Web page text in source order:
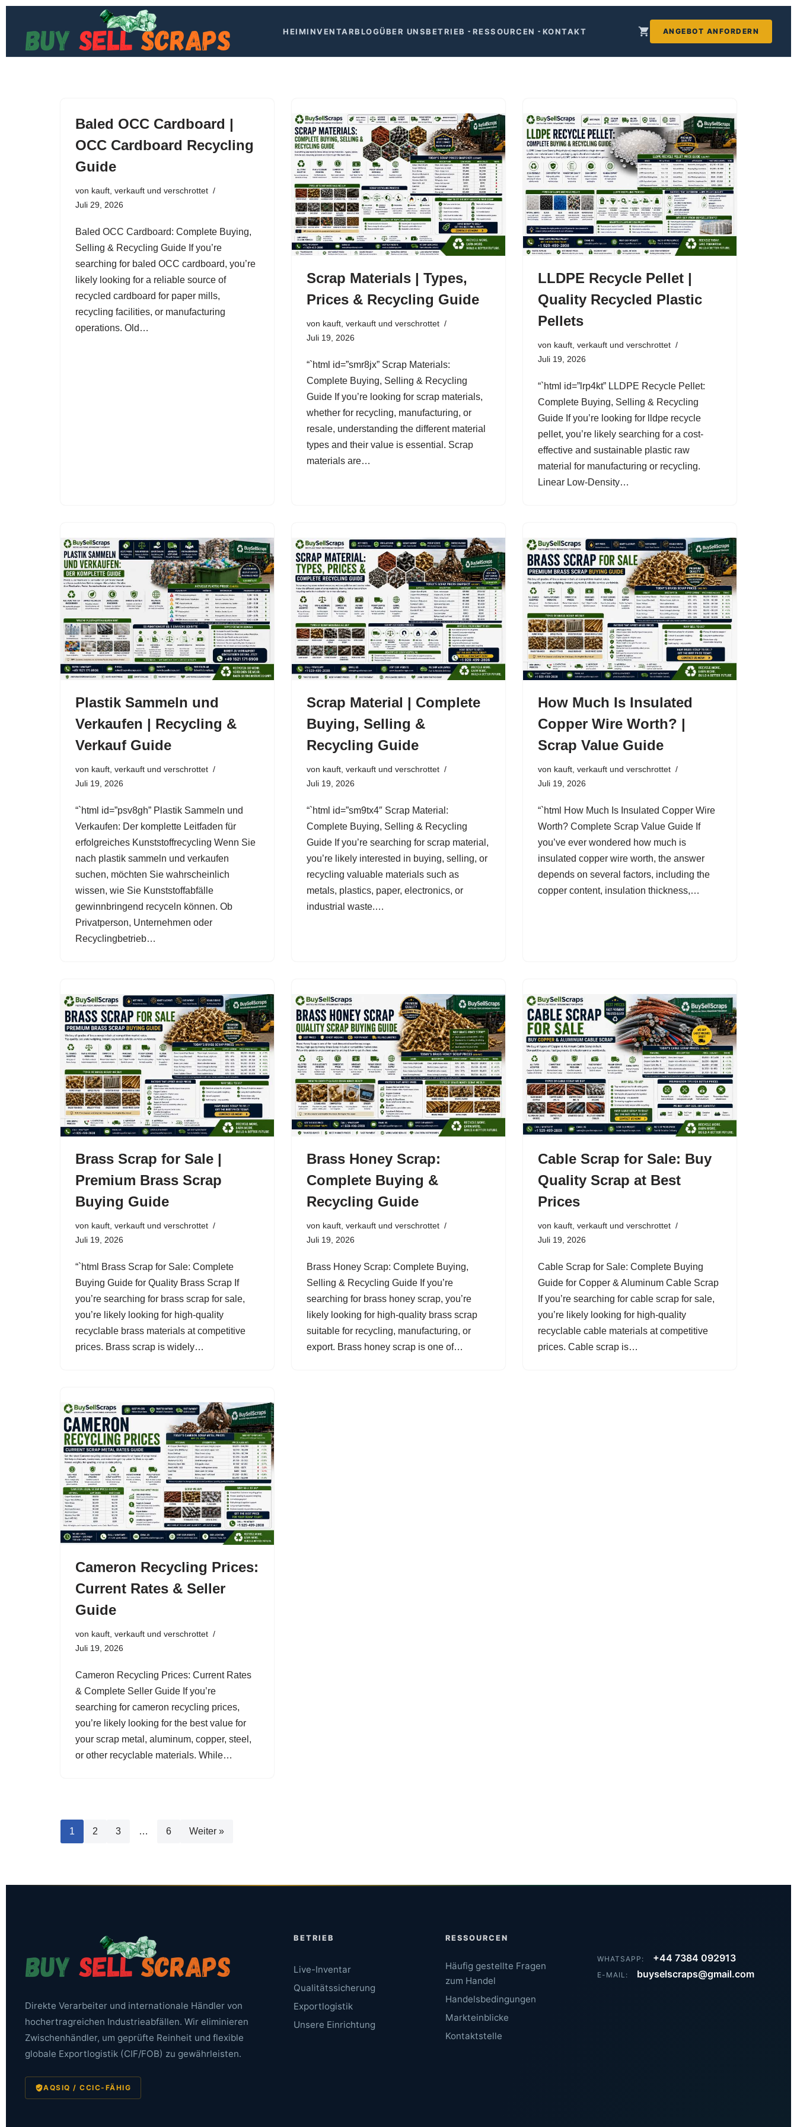
Zum
Inhalt
HEIMINVENTARBLOGÜBER UNSBETRIEB RESSOURCEN KONTAKT ANGEBOT ANFORDERN
Baled OCC Cardboard |
OCC Cardboard Recycling
Guide
von kauft, verkauft und verschrottet
Juli 29, 2026
Baled OCC Cardboard: Complete Buying,
Selling & Recycling Guide If you’re
searching for baled OCC cardboard, you’re
likely looking for a reliable source of
recycled cardboard for paper mills,
recycling facilities, or manufacturing
operations. Old…
Scrap Materials | Types,
Prices & Recycling Guide
von kauft, verkauft und verschrottet
Juli 19, 2026
“`html id=”smr8jx” Scrap Materials:
Complete Buying, Selling & Recycling
Guide If you’re looking for scrap materials,
whether for recycling, manufacturing, or
resale, understanding the different material
types and their value is essential. Scrap
materials are…
LLDPE Recycle Pellet |
Quality Recycled Plastic
Pellets
von kauft, verkauft und verschrottet
Juli 19, 2026
“`html id=”lrp4kt” LLDPE Recycle Pellet:
Complete Buying, Selling & Recycling
Guide If you’re looking for lldpe recycle
pellet, you’re likely searching for a cost-
effective and sustainable plastic raw
material for manufacturing or recycling.
Linear Low-Density…
Plastik Sammeln und
Verkaufen | Recycling &
Verkauf Guide
von kauft, verkauft und verschrottet
Juli 19, 2026
“`html id=”psv8gh” Plastik Sammeln und
Verkaufen: Der komplette Leitfaden für
erfolgreiches Kunststoffrecycling Wenn Sie
nach plastik sammeln und verkaufen
suchen, möchten Sie wahrscheinlich
wissen, wie Sie Kunststoffabfälle
gewinnbringend recyceln können. Ob
Privatperson, Unternehmen oder
Recyclingbetrieb…
Scrap Material | Complete
Buying, Selling &
Recycling Guide
von kauft, verkauft und verschrottet
Juli 19, 2026
“`html id=”sm9tx4″ Scrap Material:
Complete Buying, Selling & Recycling
Guide If you’re searching for scrap material,
you’re likely interested in buying, selling, or
recycling valuable materials such as
metals, plastics, paper, electronics, or
industrial waste.…
How Much Is Insulated
Copper Wire Worth? |
Scrap Value Guide
von kauft, verkauft und verschrottet
Juli 19, 2026
“`html How Much Is Insulated Copper Wire
Worth? Complete Scrap Value Guide If
you’ve ever wondered how much is
insulated copper wire worth, the answer
depends on several factors, including the
copper content, insulation thickness,…
Brass Scrap for Sale |
Premium Brass Scrap
Buying Guide
von kauft, verkauft und verschrottet
Juli 19, 2026
“`html Brass Scrap for Sale: Complete
Buying Guide for Quality Brass Scrap If
you’re searching for brass scrap for sale,
you’re likely looking for high-quality
recyclable brass materials at competitive
prices. Brass scrap is widely…
Brass Honey Scrap:
Complete Buying &
Recycling Guide
von kauft, verkauft und verschrottet
Juli 19, 2026
Brass Honey Scrap: Complete Buying,
Selling & Recycling Guide If you’re
searching for brass honey scrap, you’re
likely looking for high-quality brass scrap
suitable for recycling, manufacturing, or
export. Brass honey scrap is one of…
Cable Scrap for Sale: Buy
Quality Scrap at Best
Prices
von kauft, verkauft und verschrottet
Juli 19, 2026
Cable Scrap for Sale: Complete Buying
Guide for Copper & Aluminum Cable Scrap
If you’re searching for cable scrap for sale,
you’re likely looking for high-quality
recyclable cable materials at competitive
prices. Cable scrap is…
Cameron Recycling Prices:
Current Rates & Seller
Guide
von kauft, verkauft und verschrottet
Juli 19, 2026
Cameron Recycling Prices: Current Rates
& Complete Seller Guide If you’re
searching for cameron recycling prices,
you’re likely looking for the best value for
your scrap metal, aluminum, copper, steel,
or other recyclable materials. While…
1 2 3 … 6 Weiter »
Direkte Verarbeiter und internationale Händler von
hochertragreichen Industrieabfällen. Wir eliminieren
Zwischenhändler, um geprüfte Reinheit und flexible
globale Exportlogistik (CIF/FOB) zu gewährleisten.
AQSIQ / CCIC-FÄHIG
BETRIEB
Live-Inventar
Qualitätssicherung
Exportlogistik
Unsere Einrichtung
RESSOURCEN
Häufig gestellte Fragen
zum Handel
Handelsbedingungen
Markteinblicke
Kontaktstelle
WHATSAPP: +44 7384 092913
E-MAIL: buyselscraps@gmail.com